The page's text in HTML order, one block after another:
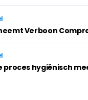
Verboon
proces hygiënisch